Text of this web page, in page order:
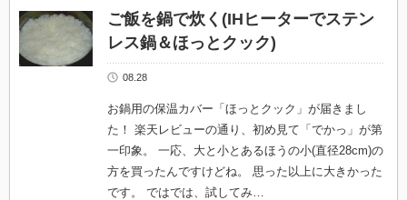
鍋
で
炊
の
は
ご飯を鍋で炊く(IHヒーターでステン
レス鍋＆ほっとクック)
08.28
お鍋用の保温カバー「ほっとクック」が届きまし
た！ 楽天レビューの通り、初め見て「でかっ」が第
一印象。 一応、大と小とあるほうの小(直径28cm)の
方を買ったんですけどね。 思った以上に大きかった
です。 ではでは、試してみ…